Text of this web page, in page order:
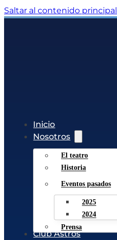
Saltar al contenido principal
Inicio
Nosotros
El teatro
Historia
Eventos pasados
2025
2024
Prensa
Club Astros